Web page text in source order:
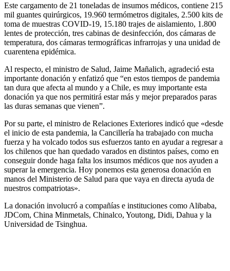
Este cargamento de 21 toneladas de insumos médicos, contiene 215
mil guantes quirúrgicos, 19.960 termómetros digitales, 2.500 kits de
toma de muestras COVID-19, 15.180 trajes de aislamiento, 1.800
lentes de protección, tres cabinas de desinfección, dos cámaras de
temperatura, dos cámaras termográficas infrarrojas y una unidad de
cuarentena epidémica.
Al respecto, el ministro de Salud, Jaime Mañalich, agradeció esta
importante donación y enfatizó que “en estos tiempos de pandemia
tan dura que afecta al mundo y a Chile, es muy importante esta
donación ya que nos permitirá estar más y mejor preparados paras
las duras semanas que vienen”.
Por su parte, el ministro de Relaciones Exteriores indicó que «desde
el inicio de esta pandemia, la Cancillería ha trabajado con mucha
fuerza y ha volcado todos sus esfuerzos tanto en ayudar a regresar a
los chilenos que han quedado varados en distintos países, como en
conseguir donde haga falta los insumos médicos que nos ayuden a
superar la emergencia. Hoy ponemos esta generosa donación en
manos del Ministerio de Salud para que vaya en directa ayuda de
nuestros compatriotas».
La donación involucró a compañías e instituciones como Alibaba,
JDCom, China Minmetals, Chinalco, Youtong, Didi, Dahua y la
Universidad de Tsinghua.